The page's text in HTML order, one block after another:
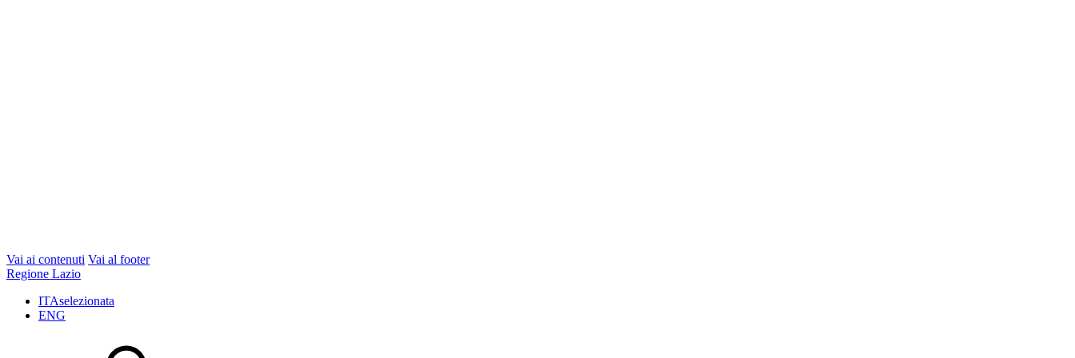
Vai ai contenuti Vai al footer
Regione Lazio
ITAselezionata
ENG